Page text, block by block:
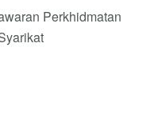
Perkhidmatan